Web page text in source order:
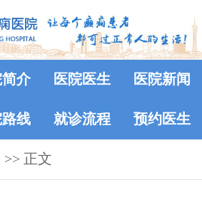
简介 医院医生 医院新闻
线 就诊流程 预约医生
>> 正文